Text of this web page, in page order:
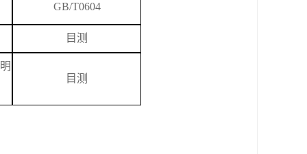
GB/T0604
目测
目测